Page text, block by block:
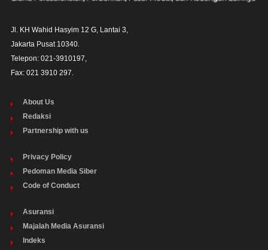
Jl. KH Wahid Hasyim 12 G, Lantai 3,
Jakarta Pusat 10340.
Telepon: 021-3910197,
Fax: 021 3910 297.
About Us
Redaksi
Partnership with us
Privacy Policy
Pedoman Media Siber
Code of Conduct
Asuransi
Majalah Media Asuransi
Indeks